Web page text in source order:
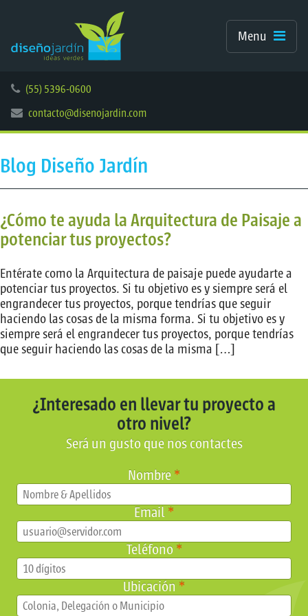
(55) 5396-0600
contacto@disenojardin.com
Menu
Blog Diseño Jardín
¿Cómo te ayuda la Arquitectura de Paisaje a
potenciar tus proyectos?
Entérate como la Arquitectura de paisaje puede ayudarte a
potenciar tus proyectos. Si tu objetivo es y siempre será el
engrandecer tus proyectos, porque tendrías que seguir
haciendo las cosas de la misma forma. Si tu objetivo es y
siempre será el engrandecer tus proyectos, porque tendrías
que seguir haciendo las cosas de la misma […]
¿Interesado en llevar tu proyecto a
otro nivel?
Será un gusto que nos contactes
Nombre*
Email*
Teléfono *
Ubicación *